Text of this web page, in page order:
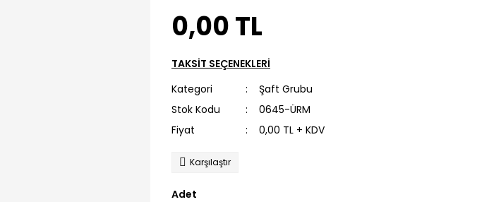
0,00 TL
TAKSİT SEÇENEKLERİ
Kategori
Şaft Grubu
Stok Kodu
0645-ÜRM
Fiyat
0,00 TL + KDV
Karşılaştır
Adet